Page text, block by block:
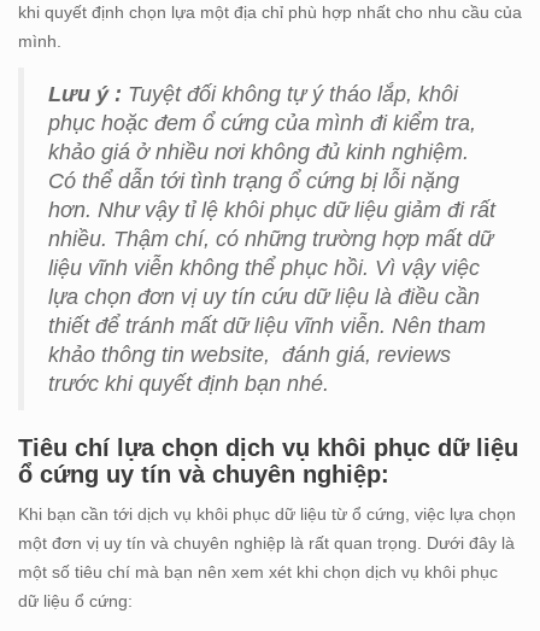
khi quyết định chọn lựa một địa chỉ phù hợp nhất cho nhu cầu của
mình.
Lưu ý : Tuyệt đối không tự ý tháo lắp, khôi
phục hoặc đem ổ cứng của mình đi kiểm tra,
khảo giá ở nhiều nơi không đủ kinh nghiệm.
Có thể dẫn tới tình trạng ổ cứng bị lỗi nặng
hơn. Như vậy tỉ lệ khôi phục dữ liệu giảm đi rất
nhiều. Thậm chí, có những trường hợp mất dữ
liệu vĩnh viễn không thể phục hồi. Vì vậy việc
lựa chọn đơn vị uy tín cứu dữ liệu là điều cần
thiết để tránh mất dữ liệu vĩnh viễn. Nên tham
khảo thông tin website, đánh giá, reviews
trước khi quyết định bạn nhé.
Tiêu chí lựa chọn dịch vụ khôi phục dữ liệu
ổ cứng uy tín và chuyên nghiệp:
Khi bạn cần tới dịch vụ khôi phục dữ liệu từ ổ cứng, việc lựa chọn
một đơn vị uy tín và chuyên nghiệp là rất quan trọng. Dưới đây là
một số tiêu chí mà bạn nên xem xét khi chọn dịch vụ khôi phục
dữ liệu ổ cứng: